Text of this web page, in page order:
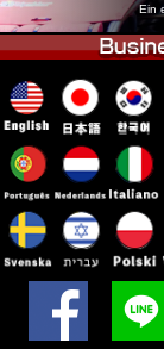
Okinawa
Ein